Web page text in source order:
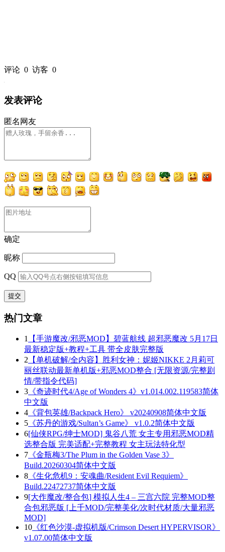
评论 0 访客 0
发表评论
匿名网友
确定
昵称
QQ
热门文章
1
【手游魔改/邪恶MOD】碧蓝航线 超邪恶魔改 5月17日
最新稳定版+教程+工具 带全皮肤完整版
2 【单机破解/全内容】胜利女神：妮姬NIKKE 2月莉可
丽丝联动最新单机版+邪恶MOD整合 [无限资源/完整剧
情/带指令代码]
3 《奇迹时代4/Age of Wonders 4》v1.014.002.119583简体
中文版
4 《背包英雄/Backpack Hero》 v20240908简体中文版
5 《苏丹的游戏/Sultan’s Game》 v1.0.2简体中文版
6[仙侠RPG/绅士MOD] 鬼谷八荒 女主专用邪恶MOD精
选整合版 完美适配+完整教程 女主玩法特化型
7 《金瓶梅3/The Plum in the Golden Vase 3》
Build.20260304简体中文版
8 《生化危机9：安魂曲/Resident Evil Requiem》
Build.22472737简体中文版
9[大作魔改/整合包] 模拟人生4 – 三宫六院 完整MOD整
合包邪恶版 [上千MOD/完整美化/次时代材质/大量邪恶
MOD]
10 《红色沙漠-虚拟机版/Crimson Desert HYPERVISOR》
v1.07.00简体中文版